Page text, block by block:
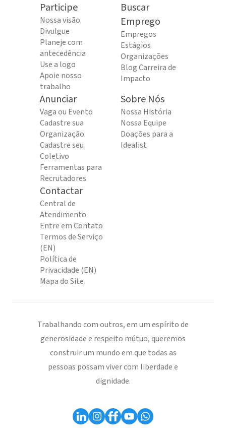
Participe
Nossa visão
Divulgue
Planeje com
antecedência
Use a logo
Apoie nosso
trabalho
Buscar
Emprego
Empregos
Estágios
Organizações
Blog Carreira de
Impacto
Anunciar
Vaga ou Evento
Cadastre sua
Organização
Cadastre seu
Coletivo
Ferramentas para
Recrutadores
Sobre Nós
Nossa História
Nossa Equipe
Doações para a
Idealist
Contactar
Central de
Atendimento
Entre em Contato
Termos de Serviço
(EN)
Política de
Privacidade (EN)
Mapa do Site
Trabalhando com outros, em um espírito de
generosidade e respeito mútuo, queremos
construir um mundo em que todas as
pessoas possam viver com liberdade e
dignidade.